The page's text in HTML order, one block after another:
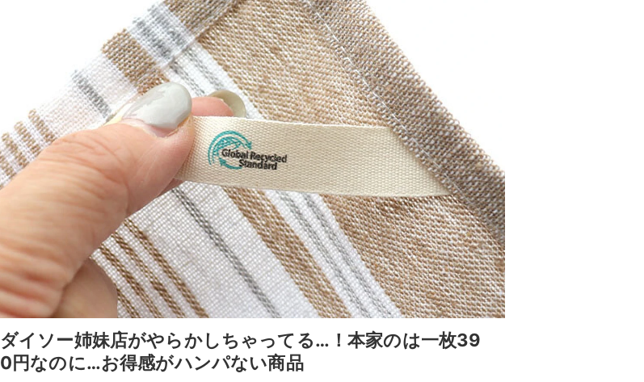
ダイソー姉妹店がやらかしちゃってる…！本家のは一枚39
0円なのに…お得感がハンパない商品